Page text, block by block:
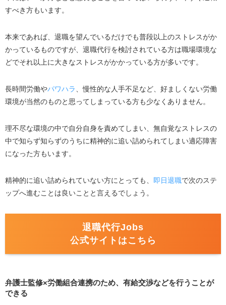
すべき方もいます。
本来であれば、退職を望んでいるだけでも普段以上のストレスがか
かっているものですが、退職代行を検討されている方は職場環境な
どでそれ以上に大きなストレスがかかっている方が多いです。
長時間労働やパワハラ
、慢性的な人手不足など、好ましくない労働
環境が当然のものと思ってしまっている方も少なくありません。
理不尽な環境の中で自分自身を責めてしまい、無自覚なストレスの
中で知らず知らずのうちに精神的に追い詰められてしまい適応障害
になった方もいます。
精神的に追い詰められていない方にとっても、 即日退職で次のステ
ップへ進むことは良いことと言えるでしょう。
退職代行Jobs
公式サイトはこちら
弁護士監修×労働組合連携のため、有給交渉などを行うことが
できる